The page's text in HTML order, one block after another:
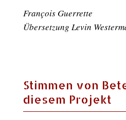
François Guerrette
Übersetzung Levin
Stimmen von
diesem Projekt